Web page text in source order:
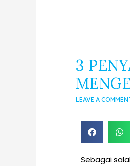
3
LEAVE A
Sebagai